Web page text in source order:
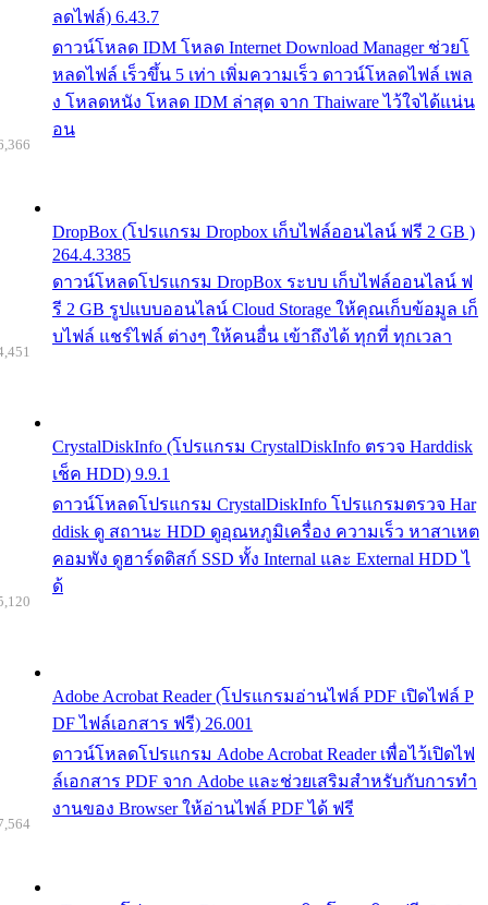
ลดไฟล์) 6.43.7
ดาวน์โหลด IDM โหลด Internet Download Manager ช่วยโ
หลดไฟล์ เร็วขึ้น 5 เท่า เพิ่มความเร็ว ดาวน์โหลดไฟล์ เพล
ง โหลดหนัง โหลด IDM ล่าสุด จาก Thaiware ไว้ใจได้แน่น
อน
DropBox (โปรแกรม Dropbox เก็บไฟล์ออนไลน์ ฟรี 2 GB )
264.4.3385
ดาวน์โหลดโปรแกรม DropBox ระบบ เก็บไฟล์ออนไลน์ ฟ
รี 2 GB รูปแบบออนไลน์ Cloud Storage ให้คุณเก็บข้อมูล เก็
บไฟล์ แชร์ไฟล์ ต่างๆ ให้คนอื่น เข้าถึงได้ ทุกที่ ทุกเวลา
CrystalDiskInfo (โปรแกรม CrystalDiskInfo ตรวจ Harddisk
เช็ค HDD) 9.9.1
ดาวน์โหลดโปรแกรม CrystalDiskInfo โปรแกรมตรวจ Har
ddisk ดู สถานะ HDD ดูอุณหภูมิเครื่อง ความเร็ว หาสาเหต
คอมพัง ดูฮาร์ดดิสก์ SSD ทั้ง Internal และ External HDD ไ
ด้
Adobe Acrobat Reader (โปรแกรมอ่านไฟล์ PDF เปิดไฟล์ P
DF ไฟล์เอกสาร ฟรี) 26.001
ดาวน์โหลดโปรแกรม Adobe Acrobat Reader เพื่อไว้เปิดไฟ
ล์เอกสาร PDF จาก Adobe และช่วยเสริมสำหรับกับการทำ
งานของ Browser ให้อ่านไฟล์ PDF ได้ ฟรี